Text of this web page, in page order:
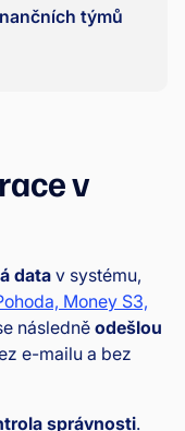
týmů
v
data v systému,
Money S3,
následně odešlou
e-mailu a bez
správnosti.